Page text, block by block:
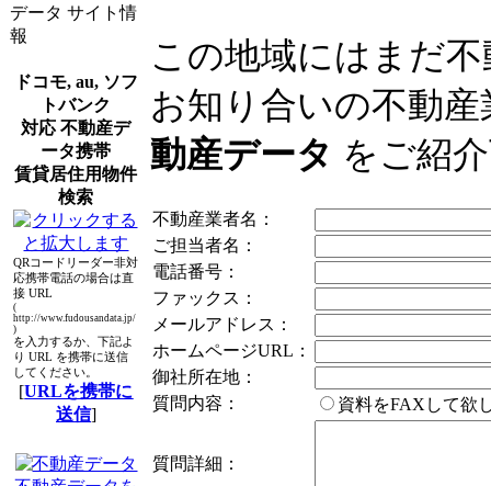
データ サイト情
報
ドコモ, au, ソフ
トバンク
対応 不動産デ
ータ携帯
賃貸居住用物件
検索
QRコードリーダー非対
応携帯電話の場合は直
接 URL
(
http://www.fudousandata.jp/
)
を入力するか、下記よ
り URL を携帯に送信
してください。
[URLを携帯に
送信]
この地域にはまだ
お知り合いの不動
動産データ をご紹
不動産業者名：
ご担当者名：
電話番号：
ファックス：
メールアドレス：
ホームページURL：
御社所在地：
質問内容：
資料をFAXして
質問詳細：